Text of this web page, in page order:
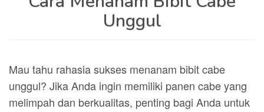
Unggul
Mau tahu rahasia sukses menanam bibit cabe
unggul? Jika Anda ingin memiliki panen cabe yang
melimpah dan berkualitas, penting bagi Anda untuk